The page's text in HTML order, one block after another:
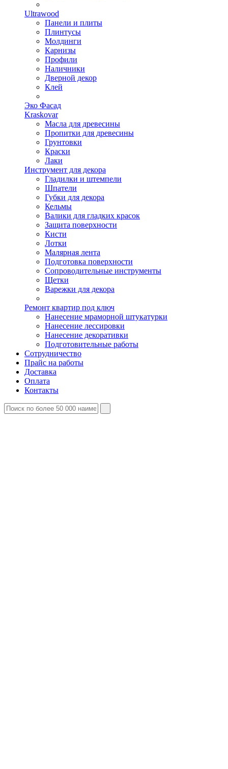
Ultrawood
Панели и плиты
Плинтусы
Молдинги
Карнизы
Профили
Наличники
Дверной декор
Клей
Эко Фасад
Kraskovar
Масла для древесины
Пропитки для древесины
Грунтовки
Краски
Лаки
Инструмент для декора
Гладилки и штемпели
Шпатели
Губки для декора
Кельмы
Валики для гладких красок
Защита поверхности
Кисти
Лотки
Малярная лента
Подготовка поверхности
Сопроводительные инструменты
Щетки
Варежки для декора
Ремонт квартир под ключ
Нанесение мраморной штукатурки
Нанесение лессировки
Нанесение декоративки
Подготовительные работы
Сотрудничество
Прайс на работы
Доставка
Оплата
Контакты